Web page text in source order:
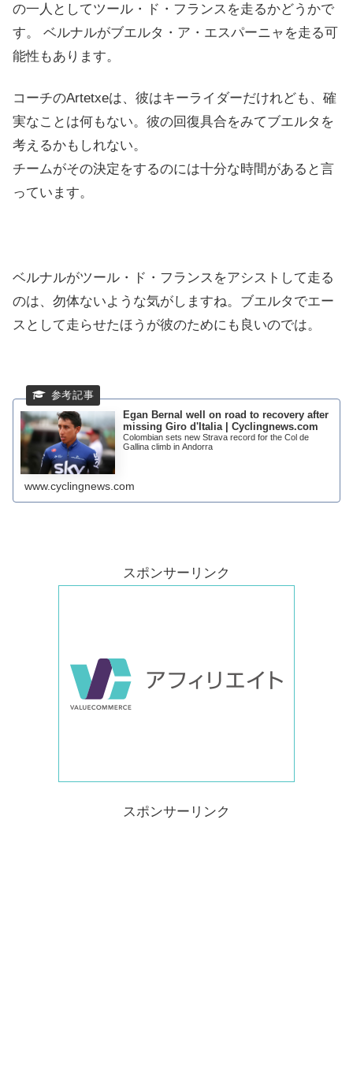
の一人としてツール・ド・フランスを走るかどうかで
す。
ベルナルがブエルタ・ア・エスパーニャを走る可
能性もあります。
コーチのArtetxeは、彼はキーライダーだけれども、確
実なことは何もない。彼の回復具合をみてブエルタを
考えるかもしれない。
チームがその決定をするのには十分な時間があると言
っています。
ベルナルがツール・ド・フランスをアシストして走る
のは、勿体ないような気がしますね。ブエルタでエー
スとして走らせたほうが彼のためにも良いのでは。
Egan Bernal well on road to recovery after
missing Giro d'Italia | Cyclingnews.com
Colombian sets new Strava record for the Col de
Gallina climb in Andorra
www.cyclingnews.com
スポンサーリンク
スポンサーリンク